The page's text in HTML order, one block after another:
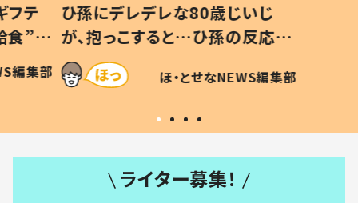
フテ
食”を
の親
編集部
ひ孫にデレデレな80歳じいじ
が、抱っこすると…ひ孫の反応に
「涙が出ました」「可愛くて仕方な
い」
ほ・とせなNEWS編集部
ライター募集！